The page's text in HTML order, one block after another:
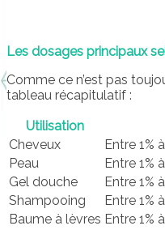
Les dosages principaux
Comme ce n’est pas
tableau récapitulatif :
Utilisation
Cheveux
Entre 1%
Peau
Entre 1%
Gel douche
Entre 1%
Shampooing
Entre 1%
Baume à lèvres Entre 1%